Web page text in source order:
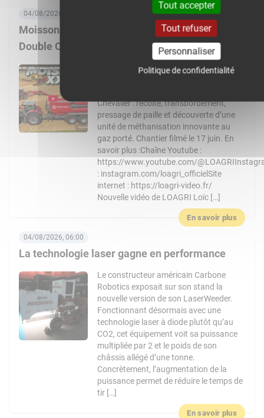
Moisson XXL 2026 : 3 Massey Ferguson 9S,
Double CR… Un chantier de folie !
04/08/2026, 08:00
Nouvelle vidéo de LOAGRI Loïc vous
Chevalier : récolte, transbordement,
pressage de paille et découverte d’une
unité de méthanisation innovante au
gaz porté. Chantier filmé le 17 juin. En
savoir plus :Chaîne Youtube :
https://www.youtube.com/
: instagram.com/loagri_officielSite
internet : https://loagri-video.fr/
Nouvelle vidéo de LOAGRI Loïc […]
En savoir plus
La technologie laser gagne en performance
04/08/2026, 06:00
Le constructeur américain Carbone
Robotics exposait sur son stand la
nouvelle version de son LaserWeeder.
Fonctionnant désormais avec une
technologie laser à diode plutôt qu’au
CO2, cet équipement voit sa puissance
multipliée par 2 et le poids de son
châssis allégé d’une tonne.
Concrètement, l’augmentation de la
puissance permet de réduire le temps de
tir […]
En savoir plus
Tout accepter
Tout refuser
Personnaliser
Politique de confidentialité